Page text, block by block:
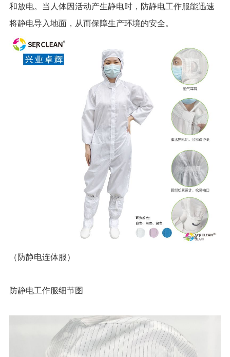
和放电。当人体因活动产生静电时，防静电工作服能迅速
将静电导入地面，从而保障生产环境的安全。
（防静电连体服）
防静电工作服细节图